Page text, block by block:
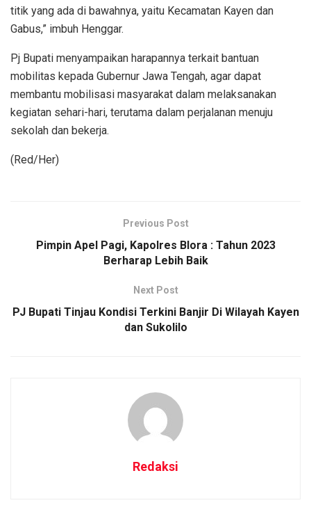
titik yang ada di bawahnya, yaitu Kecamatan Kayen dan
Gabus,” imbuh Henggar.
Pj Bupati menyampaikan harapannya terkait bantuan
mobilitas kepada Gubernur Jawa Tengah, agar dapat
membantu mobilisasi masyarakat dalam melaksanakan
kegiatan sehari-hari, terutama dalam perjalanan menuju
sekolah dan bekerja.
(Red/Her)
Previous Post
Pimpin Apel Pagi, Kapolres Blora : Tahun 2023
Berharap Lebih Baik
Next Post
PJ Bupati Tinjau Kondisi Terkini Banjir Di Wilayah Kayen
dan Sukolilo
Redaksi